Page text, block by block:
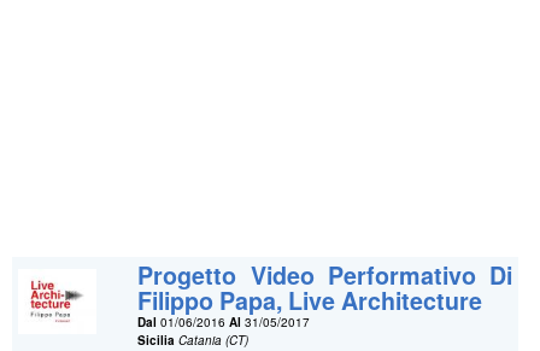
Progetto Video Performativo Di
Filippo Papa, Live Architecture
Dal 01/06/2016Al 31/05/2017
Sicilia Catania (CT)